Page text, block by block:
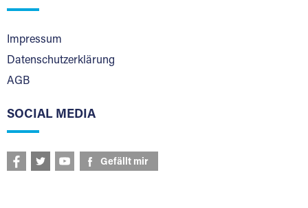
Impressum
Datenschutzerklärung
AGB
SOCIAL MEDIA
Gefällt mir